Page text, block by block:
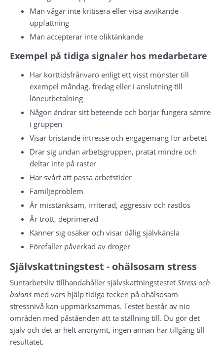
Man vågar inte kritisera eller visa avvikande
uppfattning
Man accepterar inte oliktänkande
Exempel på tidiga signaler hos medarbetare
Har korttidsfrånvaro enligt ett visst mönster till
exempel måndag, fredag eller i anslutning till
löneutbetalning
Någon ändrar sitt beteende och börjar fungera sämre
i gruppen
Visar bristande intresse och engagemang för arbetet
Drar sig undan arbetsgruppen, pratat mindre och
deltar inte på raster
Har svårt att passa arbetstider
Familjeproblem
Är misstänksam, irriterad, aggressiv och rastlös
Är trött, deprimerad
Känner sig osäker och visar dålig självkänsla
Förefaller påverkad av droger
Självskattningstest - ohälsosam stress
Suntarbetsliv tillhandahåller självskattningstestet Stress och
balans med vars hjälp tidiga tecken på ohälsosam
stressnivå kan uppmärksammas. Testet består av nio
områden med påståenden att ta ställning till. Du gör det
själv och det är helt anonymt, ingen annan har tillgång till
resultatet.